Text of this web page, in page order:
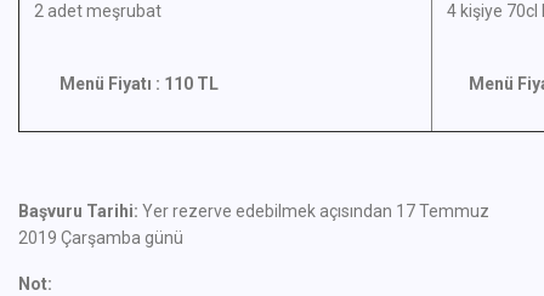
2 adet meşrubat
Menü Fiyatı : 110 TL
4 kişiye 70cl
Menü
Başvuru Tarihi: Yer rezerve edebilmek açısından 17 Temmuz
2019 Çarşamba günü
Not: